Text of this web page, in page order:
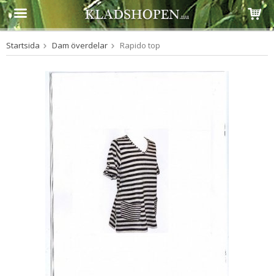
Produkten har blivit tillagd i varukorgen
Startsida Dam överdelar Rapido top